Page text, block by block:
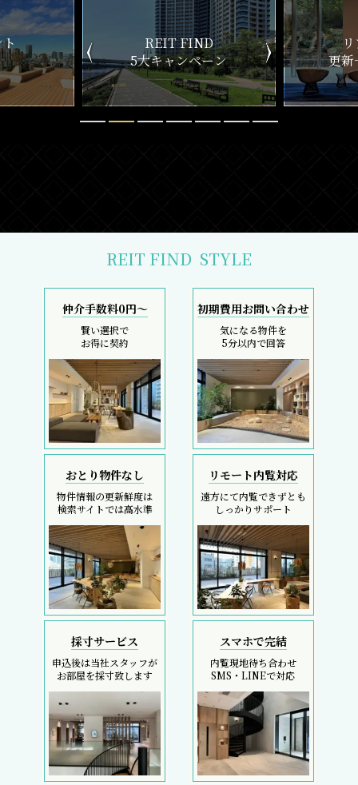
ン
リアルタイム
更新一覧チェック
新
REIT FIND STYLE
仲介手数料0円～
賢い選択で
お得に契約
初期費用お問い合わせ
気になる物件を
5分以内で回答
おとり物件なし
物件情報の更新鮮度は
検索サイトでは高水準
リモート内覧対応
遠方にて内覧できずとも
しっかりサポート
採寸サービス
申込後は当社スタッフが
お部屋を採寸致します
スマホで完結
内覧現地待ち合わせ
SMS・LINEで対応